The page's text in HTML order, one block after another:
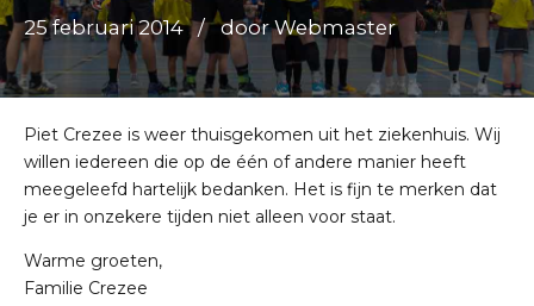
25 februari 2014 door Webmaster
Piet Crezee is weer thuisgekomen uit het ziekenhuis. Wij
willen iedereen die op de één of andere manier heeft
meegeleefd hartelijk bedanken. Het is fijn te merken dat
je er in onzekere tijden niet alleen voor staat.
Warme groeten,
Familie Crezee